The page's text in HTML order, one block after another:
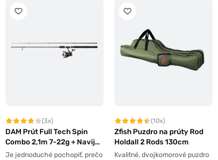
(3x)
DAM Prút Full Tech Spin
Combo 2,1m 7-22g + Naviják
3000 + Vlasec
Je jednoduché pochopiť, prečo
(10x)
Zfish Puzdro na prúty Rod
Holdall 2 Rods 130cm
Kvalitné, dvojkomorové puzdro